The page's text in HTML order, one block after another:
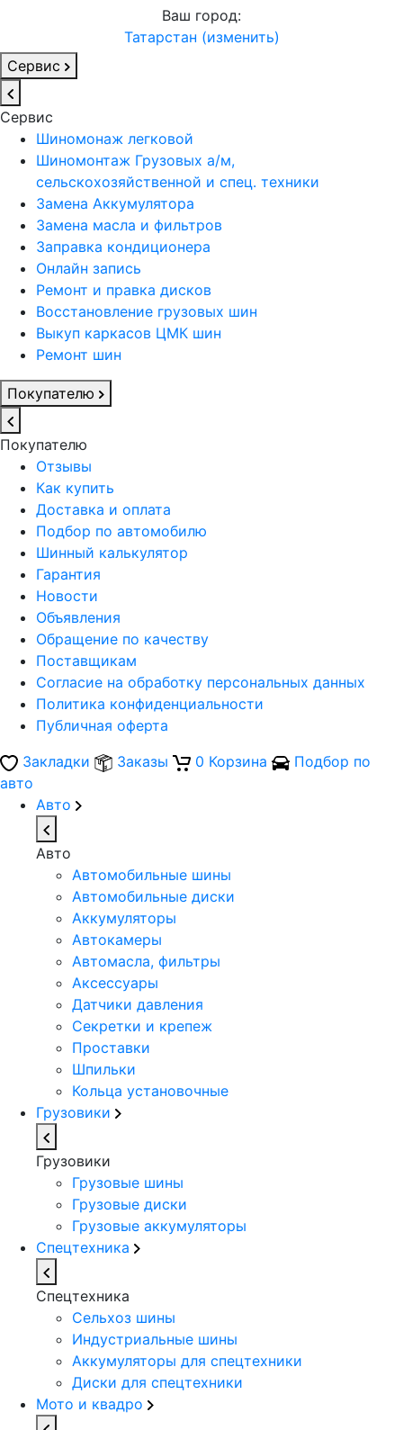
Ваш город:
Татарстан (изменить)
Сервис
Сервис
Шиномонаж легковой
Шиномонтаж Грузовых а/м,
сельскохозяйственной и спец. техники
Замена Аккумулятора
Замена масла и фильтров
Заправка кондиционера
Онлайн запись
Ремонт и правка дисков
Восстановление грузовых шин
Выкуп каркасов ЦМК шин
Ремонт шин
Покупателю
Покупателю
Отзывы
Как купить
Доставка и оплата
Подбор по автомобилю
Шинный калькулятор
Гарантия
Новости
Объявления
Обращение по качеству
Поставщикам
Согласие на обработку персональных данных
Политика конфиденциальности
Публичная оферта
Закладки
Заказы 0 Корзина
Подбор по
авто
Авто
Авто
Автомобильные шины
Автомобильные диски
Аккумуляторы
Автокамеры
Автомасла, фильтры
Аксессуары
Датчики давления
Секретки и крепеж
Проставки
Шпильки
Кольца установочные
Грузовики
Грузовики
Грузовые шины
Грузовые диски
Грузовые аккумуляторы
Спецтехника
Спецтехника
Сельхоз шины
Индустриальные шины
Аккумуляторы для спецтехники
Диски для спецтехники
Мото и квадро